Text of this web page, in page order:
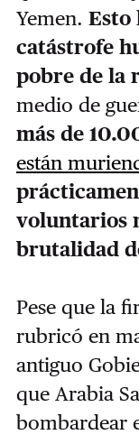
Yemen. Esto
catástrofe
pobre de la
medio de
más de
están
voluntarios
brutalidad
Pese que la
rubricó en
antiguo
que Arabia
bombardear